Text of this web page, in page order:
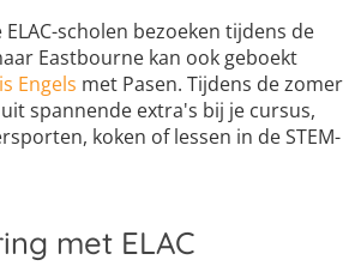
ELAC-scholen bezoeken tijdens de
Eastbourne kan ook geboekt
Engels met Pasen. Tijdens de zomer
spannende extra's bij je cursus,
koken of lessen in de STEM-
met ELAC